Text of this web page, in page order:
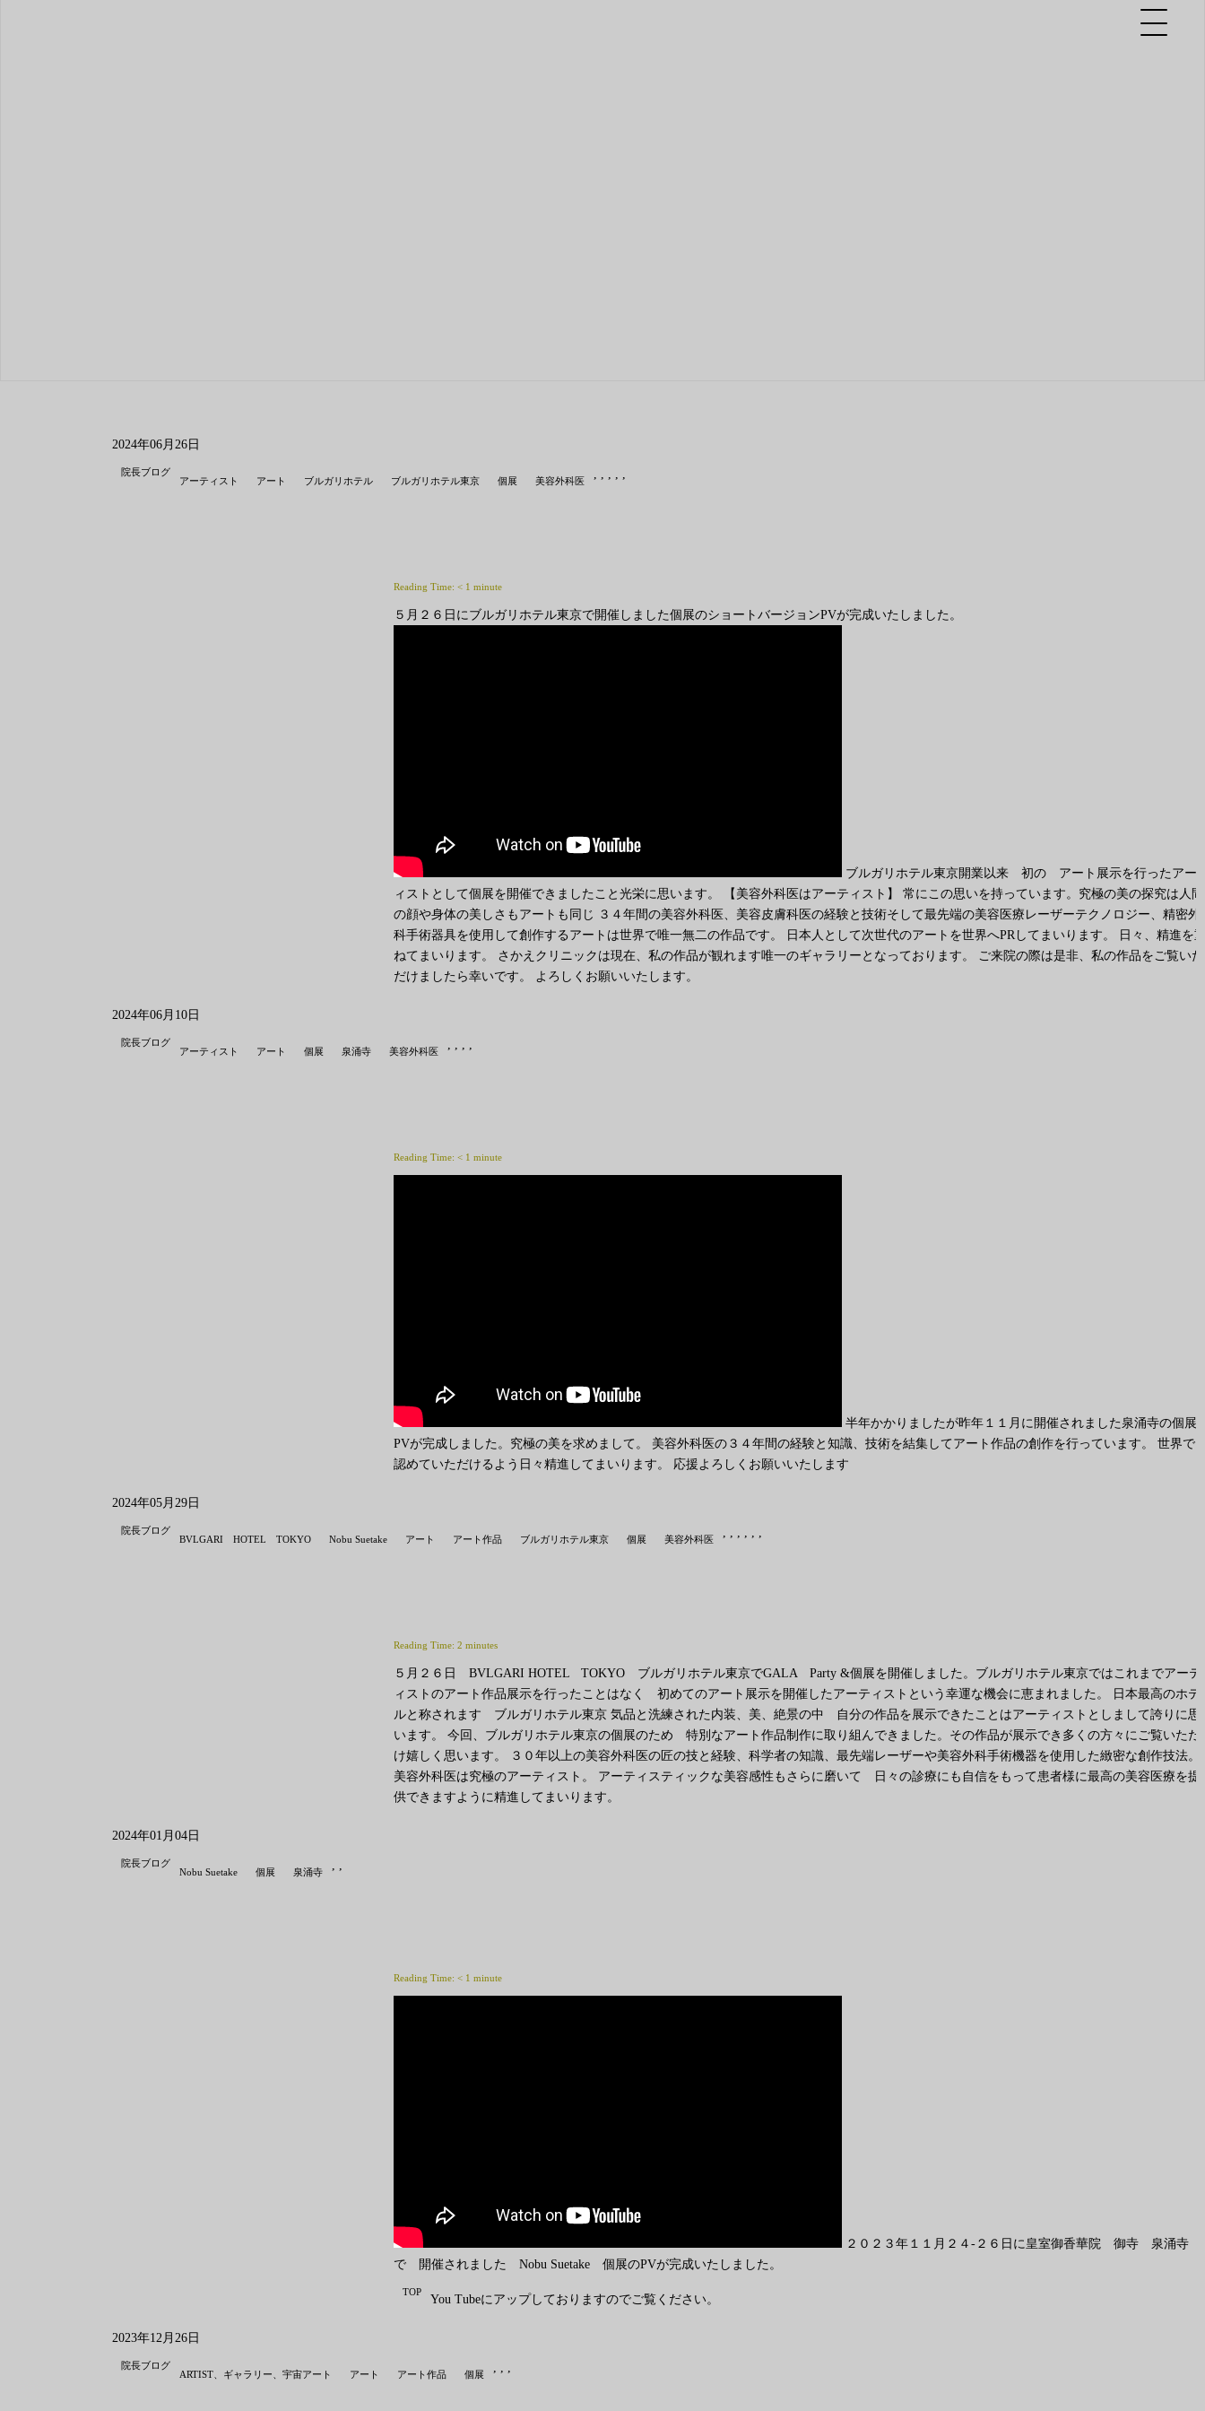
2024年06月26日
院長ブログ
アーティスト
,
アート ,
ブルガリホテル ,
ブルガリホテル東京 ,
個展 ,
美容外科医
Reading Time: < 1 minute
５月２６日にブルガリホテル東京で開催しました個展のショートバージョンPVが完成いたしました。
ブルガリホテル東京開業以来 初の アート展示を行ったアー
ィストとして個展を開催できましたこと光栄に思います。 【美容外科医はアーティスト】 常にこの思いを持っています。究極の美の探究は人間
の顔や身体の美しさもアートも同じ ３４年間の美容外科医、美容皮膚科医の経験と技術そして最先端の美容医療レーザーテクノロジー、精密外
科手術器具を使用して創作するアートは世界で唯一無二の作品です。 日本人として次世代のアートを世界へPRしてまいります。 日々、精進を
ねてまいります。 さかえクリニックは現在、私の作品が観れます唯一のギャラリーとなっております。 ご来院の際は是非、私の作品をご覧いた
だけましたら幸いです。 よろしくお願いいたします。
2024年06月10日
院長ブログ
アーティスト
,
アート ,
個展 ,
泉涌寺 ,
美容外科医
Reading Time: < 1 minute
半年かかりましたが昨年１１月に開催されました泉涌寺の個展
PVが完成しました。究極の美を求めまして。 美容外科医の３４年間の経験と知識、技術を結集してアート作品の創作を行っています。 世界で
認めていただけるよう日々精進してまいります。 応援よろしくお願いいたします
2024年05月29日
院長ブログ
BVLGARI HOTEL TOKYO
,
Nobu Suetake ,
アート ,
アート作品 ,
ブルガリホテル東京 ,
個展 ,
美容外科医
Reading Time: 2 minutes
５月２６日 BVLGARI HOTEL TOKYO ブルガリホテル東京でGALA Party &個展を開催しました。ブルガリホテル東京ではこれまでアーテ
ィストのアート作品展示を行ったことはなく 初めてのアート展示を開催したアーティストという幸運な機会に恵まれました。 日本最高のホテ
ルと称されます ブルガリホテル東京 気品と洗練された内装、美、絶景の中 自分の作品を展示できたことはアーティストとしまして誇りに思
います。 今回、ブルガリホテル東京の個展のため 特別なアート作品制作に取り組んできました。その作品が展示でき多くの方々にご覧いただ
け嬉しく思います。 ３０年以上の美容外科医の匠の技と経験、科学者の知識、最先端レーザーや美容外科手術機器を使用した緻密な創作技法。
美容外科医は究極のアーティスト。 アーティスティックな美容感性もさらに磨いて 日々の診療にも自信をもって患者様に最高の美容医療を提
供できますように精進してまいります。
2024年01月04日
院長ブログ
Nobu Suetake
,
個展 ,
泉涌寺
Reading Time: < 1 minute
２０２３年１１月２４-２６日に皇室御香華院 御寺 泉涌寺
で 開催されました Nobu Suetake 個展のPVが完成いたしました。
TOP
You Tubeにアップしておりますのでご覧ください。
2023年12月26日
院長ブログ
ARTIST、ギャラリー、宇宙アート
,
アート ,
アート作品 ,
個展